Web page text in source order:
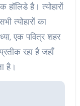
हॉलिडे है। त्योहारों
त्योहारों का
एक पवित्र शहर
रहा है जहाँ
है।